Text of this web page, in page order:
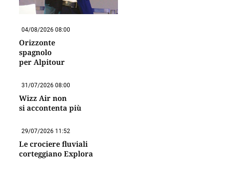
04/08/2026 08:00
Orizzonte
spagnolo
per Alpitour
31/07/2026 08:00
Wizz Air non
si accontenta più
29/07/2026 11:52
Le crociere fluviali
corteggiano Explora